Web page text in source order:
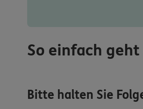
So einfach
Bitte halten Sie